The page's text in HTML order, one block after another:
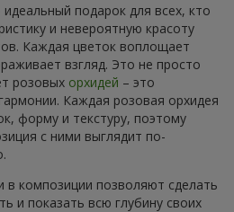
подарок для всех, кто
и невероятную красоту
Каждая цветок воплощает
взгляд. Это не просто
розовых орхидей – это
Каждая розовая орхидея
форму и текстуру, поэтому
с ними выглядит по-
композиции позволяют сделать
и показать всю глубину своих